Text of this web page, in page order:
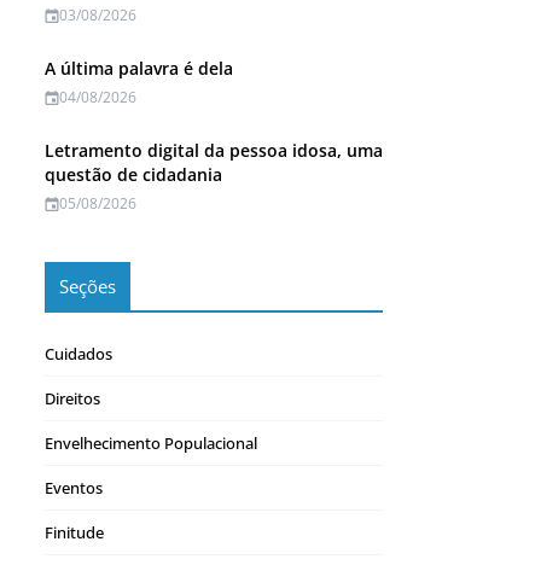
03/08/2026
A última palavra é dela
04/08/2026
Letramento digital da pessoa idosa, uma
questão de cidadania
05/08/2026
Seções
Cuidados
Direitos
Envelhecimento Populacional
Eventos
Finitude